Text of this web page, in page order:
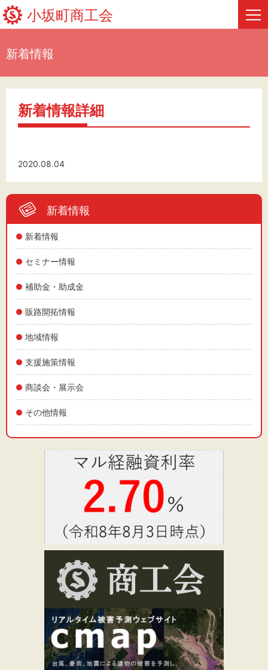
小坂町商工会
事業者・創業者の方へ
小坂町商工会について
標準 拡大
新着情報
新着情報
新着情報
セミナー情報
補助金・助成金
販路開拓情報
地域情報
支援施策情報
商談会・展示会
その他情報
新着情報詳細
2020.08.04